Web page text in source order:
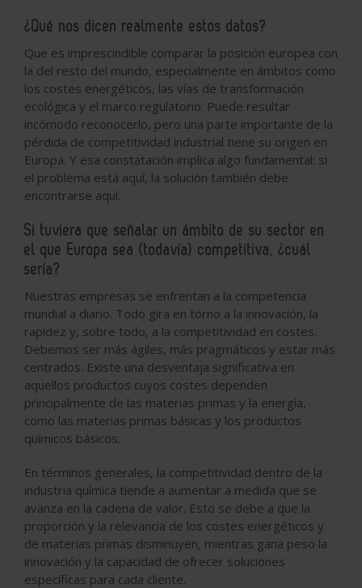
¿Qué nos dicen realmente estos datos?
Que es imprescindible comparar la posición europea con
la del resto del mundo, especialmente en ámbitos como
los costes energéticos, las vías de transformación
ecológica y el marco regulatorio. Puede resultar
incómodo reconocerlo, pero una parte importante de la
pérdida de competitividad industrial tiene su origen en
Europa. Y esa constatación implica algo fundamental: si
el problema está aquí, la solución también debe
encontrarse aquí.
Si tuviera que señalar un ámbito de su sector en
el que Europa sea (todavía) competitiva, ¿cuál
sería?
Nuestras empresas se enfrentan a la competencia
mundial a diario. Todo gira en torno a la innovación, la
rapidez y, sobre todo, a la competitividad en costes.
Debemos ser más ágiles, más pragmáticos y estar más
centrados. Existe una desventaja significativa en
aquellos productos cuyos costes dependen
principalmente de las materias primas y la energía,
como las materias primas básicas y los productos
químicos básicos.
En términos generales, la competitividad dentro de la
industria química tiende a aumentar a medida que se
avanza en la cadena de valor. Esto se debe a que la
proporción y la relevancia de los costes energéticos y
de materias primas disminuyen, mientras gana peso la
innovación y la capacidad de ofrecer soluciones
específicas para cada cliente.